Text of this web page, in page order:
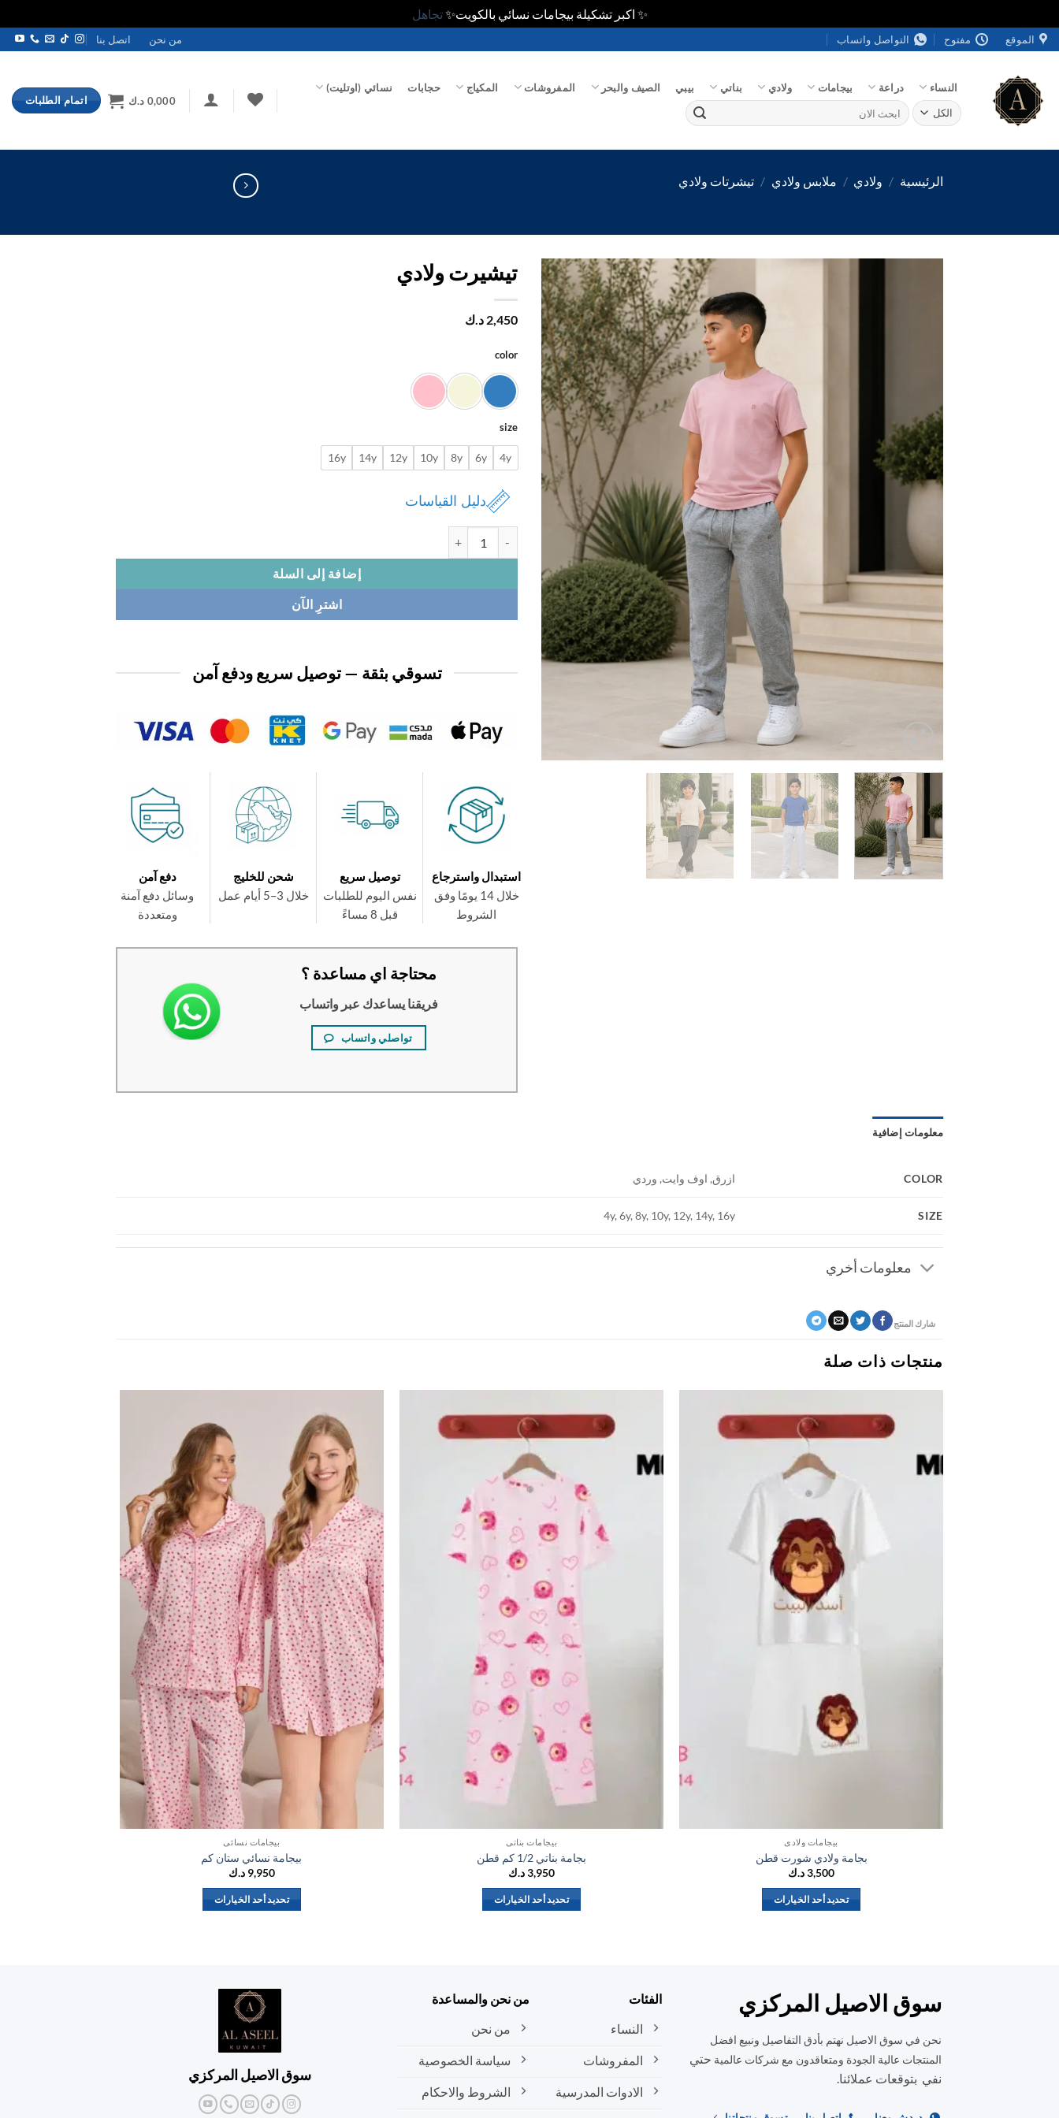
✨ اكبر تشكيلة بيجامات نسائي بالكويت✨تجاهل
تخطي
للمحتوى
الموقع مفتوح التواصل واتساب من نحن اتصل بنا
النساء دراعة بيجامات ولادي بناتي بيبي الصيف والبحر المفروشات المكياج حجابات نسائي (اوتليت)
البحث
عن:
0,000 د.ك اتمام الطلبات
الرئيسية / ولادي / ملابس ولادي / تيشرتات ولادي
اضف
الي
المفضلة
تيشيرت ولادي
2,450 د.ك
color
size
4y
6y
8y
10y
12y
14y
16y
دليل القياسات
إضافة إلى السلة
اشترِ الآن
تسوقي بثقة — توصيل سريع ودفع آمن
استبدال واسترجاع
خلال 14 يومًا وفق
الشروط
توصيل سريع
نفس اليوم للطلبات
قبل 8 مساءً
شحن للخليج
خلال 3–5 أيام عمل
دفع آمن
وسائل دفع آمنة
ومتعددة
محتاجة اي مساعدة ؟
فريقنا يساعدك عبر واتساب
تواصلي واتساب
معلومات إضافية
COLOR ازرق, اوف وايت, وردي
SIZE
4y, 6y, 8y, 10y, 12y, 14y, 16y
معلومات أخري
شارك المنتج
منتجات ذات صلة
بيجامات ولادي
بجامة ولادي شورت قطن
3,500د.ك
تحديد أحد الخيارات
المختلفة
لهذا
يمكن
اختيار
بيجامات بناتي
بجامة بناتي 1/2 كم قطن
3,950د.ك
تحديد أحد الخيارات
لهذا
المنتج.
اختيار
بيجامات نسائي
بيجامة نسائي ستان كم
9,950 د.ك
تحديد أحد الخيارات
المختلفة
لهذا
المنتج.
يمكن
الخيارات
على
سوق الاصيل المركزي
نحن في سوق الاصيل نهتم بأدق التفاصيل ونبيع افضل
المنتجات عالية الجودة ومتعاقدون مع شركات عالمية حتي
نفي بتوقعات عملائنا.
الفئات
النساء
المفروشات
الادوات المدرسية
من نحن والمساعدة
من نحن
سياسة الخصوصية
الشروط والاحكام
سوق الاصيل المركزي